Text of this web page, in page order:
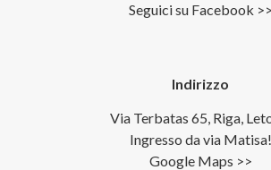
Seguici su Facebook >>
Indirizzo
Via Terbatas 65, Riga,
Ingresso da via Matisa!
Google Maps >>